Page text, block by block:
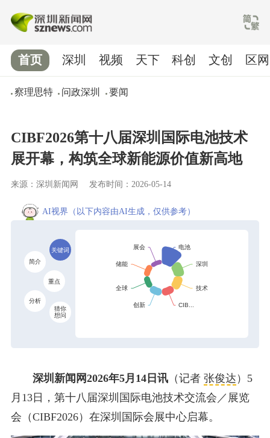
首页
察理思特 问政深圳 要闻
深圳 视频 天下 科创 文创 区网
CIBF2026第十八届深圳国际电池技术
展开幕，构筑全球新能源价值新高地
来源：深圳新闻网 发布时间：2026-05-14
AI视界 （以下内容由AI生成，仅供参考）
关键词
简介
重点
分析
猜你
想问
深圳新闻网2026年5月14日讯（记者 张俊达 ）5
月13日，第十八届深圳国际电池技术交流会／展览
会（CIBF2026）在深圳国际会展中心启幕。